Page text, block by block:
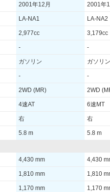
2001年12月 2001年
LA-NA1 LA-NA2
2,977cc 3,179cc
- -
ガソリン ガソリン
- -
2WD (MR) 2WD
4速AT 6速MT
右 右
5.8 m 5.8 m
4,430 mm 4,430
1,810 mm 1,810
1,170 mm 1,170